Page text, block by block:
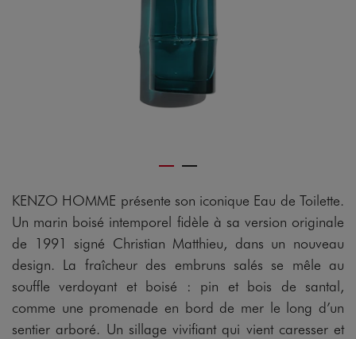
KENZO HOMME présente son iconique Eau de Toilette.
Un marin boisé intemporel fidèle à sa version originale
de 1991 signé Christian Matthieu, dans un nouveau
design. La fraîcheur des embruns salés se mêle au
souffle verdoyant et boisé : pin et bois de santal,
comme une promenade en bord de mer le long d’un
sentier arboré. Un sillage vivifiant qui vient caresser et